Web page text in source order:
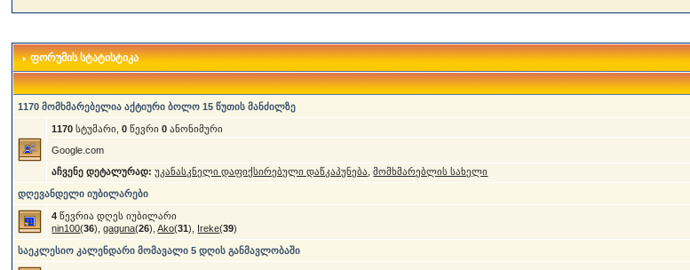
ფორუმის სტატისტიკა
1170 მომხმარებელია აქტიური ბოლო 15 წუთის მანძილზე
1170 სტუმარი,0 წევრი0 ანონიმური
Google.com
აჩვენე დეტალურად: უკანასკნელი დაფიქსირებული დაწკაპუნება ,მომხმარებლის სახელი
დღევანდელი იუბილარები
4 წევრია დღეს იუბილარი
nin100(36),gaguna(26),Ako(31), Ireke(39)
საეკლესიო კალენდარი მომავალი 5 დღის განმავლობაში